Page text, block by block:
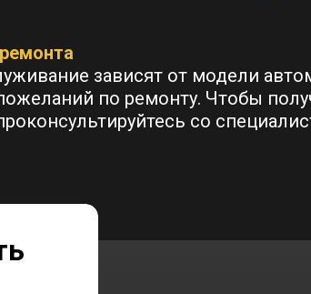
зависят от модели
по ремонту. Чтобы
со